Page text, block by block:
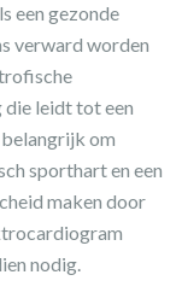
een gezonde
verward worden
die leidt tot een
om
sporthart en een
maken door
nodig.